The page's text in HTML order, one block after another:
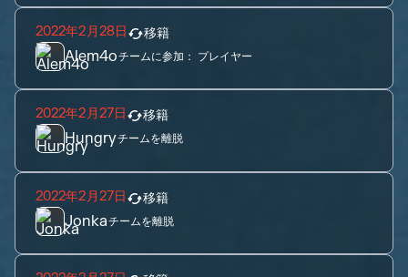
2022年2月28日 移籍
Alem4oチームに参加： プレイヤー
2022年2月27日 移籍
Hungryチームを離脱
2022年2月27日 移籍
Jonkaチームを離脱